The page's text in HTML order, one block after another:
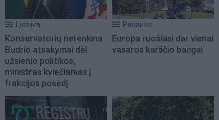
Lietuva
Konservatorių netenkina
Budrio atsakymai dėl
užsienio politikos,
ministras kviečiamas į
frakcijos posėdį
Pasaulis
Europa ruošiasi dar vienai
vasaros karščio bangai